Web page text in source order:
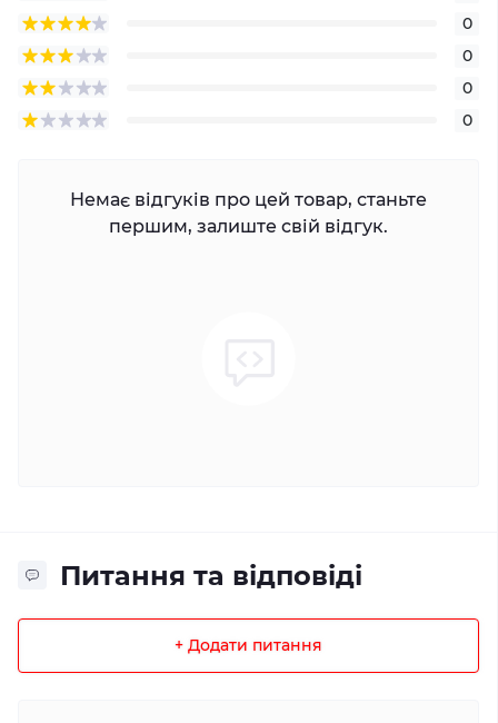
0
0
0
0
Немає відгуків про цей товар, станьте
першим, залиште свій відгук.
Питання та відповіді
+ Додати питання